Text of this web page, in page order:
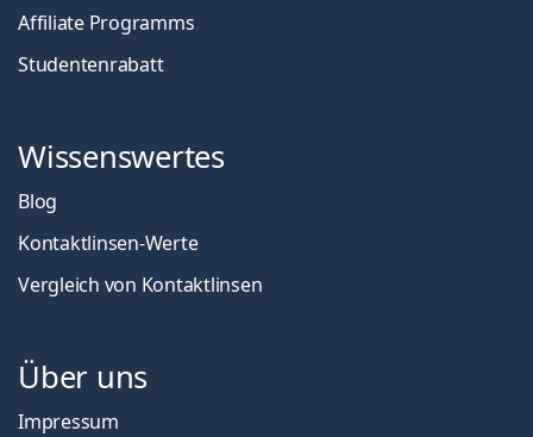
Affiliate Programms
Studentenrabatt
Wissenswertes
Blog
Kontaktlinsen-Werte
Vergleich von Kontaktlinsen
Über uns
Impressum